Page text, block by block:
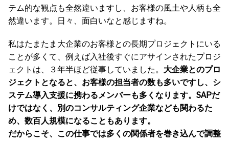
テム的な観点も全然違いますし、お客様の風土や人柄も全
然違います。日々、面白いなと感じますね。
私はたまたま大企業のお客様との長期プロジェクトにいる
ことが多くて、例えば入社後すぐにアサインされたプロジ
ェクトは、３年半ほど従事していました。 大企業とのプロ
ジェクトとなると、お客様の担当者の数も多いですし、シ
ステム導入支援に携わるメンバーも多くなります。SAPだ
けではなく、別のコンサルティング企業なども関わるた
め、数百人規模になることもあります。
だからこそ、この仕事では多くの関係者を巻き込んで調整